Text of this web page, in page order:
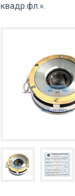
квадр.фл.».